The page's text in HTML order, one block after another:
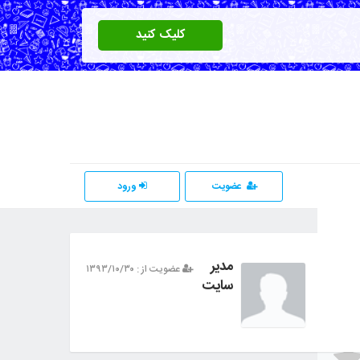
کلیک کنید
عضویت ورود
عضویت از : ۱۳۹۳/۱۰/۳۰
مدیر
سایت